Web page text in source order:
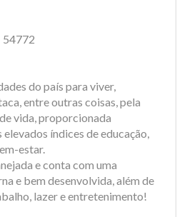
54772
do país para viver,
entre outras coisas, pela
vida, proporcionada
índices de educação,
estar.
e conta com uma
e bem desenvolvida, além de
lazer e entretenimento!